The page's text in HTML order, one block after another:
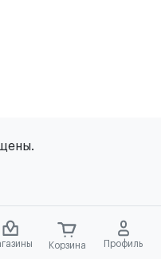
Корзина Профиль